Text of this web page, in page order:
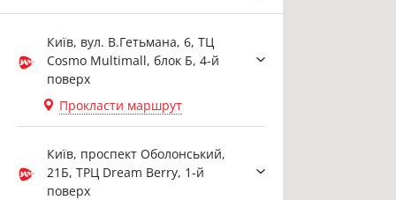
Київ, вул. В.Гетьмана, 6, ТЦ
Cosmo Multimall, блок Б, 4-й
поверх
Прокласти маршрут
Київ, проспект Оболонський,
21Б, ТРЦ Dream Berry, 1-й
поверх